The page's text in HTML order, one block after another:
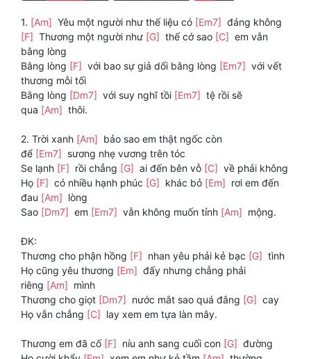
1. [Am] Yêu một người như thế liệu có [Em7] đáng không
[F] Thương một người như [G] thế cớ sao [C] em vẫn
bằng lòng
Bằng lòng [F] với bao sự giả dối bằng lòng [Em7] với vết
thương mỗi tối
Bằng lòng [Dm7] với suy nghĩ tồi [Em7] tệ rồi sẽ
qua [Am] thôi.
2. Trời xanh [Am] bảo sao em thật ngốc còn
để [Em7] sương nhẹ vương trên tóc
Se lạnh [F] rồi chẳng [G] ai đến bên vỗ [C] về phải không
Họ [F] có nhiều hạnh phúc [G] khác bỏ [Em] rơi em đến
đau [Am] lòng
Sao [Dm7] em [Em7] vẫn không muốn tỉnh [Am] mộng.
ĐK:
Thương cho phận hồng [F] nhan yêu phải kẻ bạc [G] tình
Họ cũng yêu thương [Em] đấy nhưng chẳng phải
riêng [Am] mình
Thương cho giọt [Dm7] nước mắt sao quá đắng [G] cay
Họ vẫn chẳng [C] lay xem em tựa làn mây.
Thương em đã cố [F] níu anh sang cuối con [G] đường